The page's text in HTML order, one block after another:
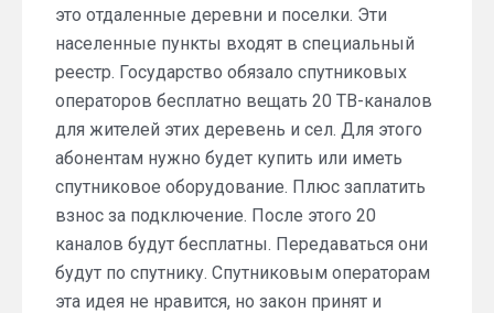
это отдаленные деревни и поселки. Эти
населенные пункты входят в специальный
реестр. Государство обязало спутниковых
операторов бесплатно вещать 20 ТВ-каналов
для жителей этих деревень и сел. Для этого
абонентам нужно будет купить или иметь
спутниковое оборудование. Плюс заплатить
взнос за подключение. После этого 20
каналов будут бесплатны. Передаваться они
будут по спутнику. Спутниковым операторам
эта идея не нравится, но закон принят и